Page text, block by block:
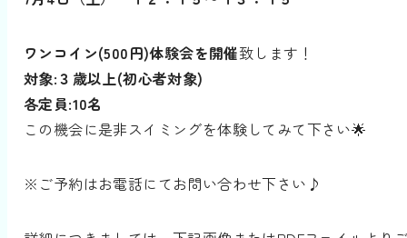
ワンコイン(500円)体験会を開催致します！
対象:３歳以上(初心者対象)
各定員:10名
この機会に是非スイミングを体験してみて下さい🌟
※ご予約はお電話にてお問い合わせ下さい♪